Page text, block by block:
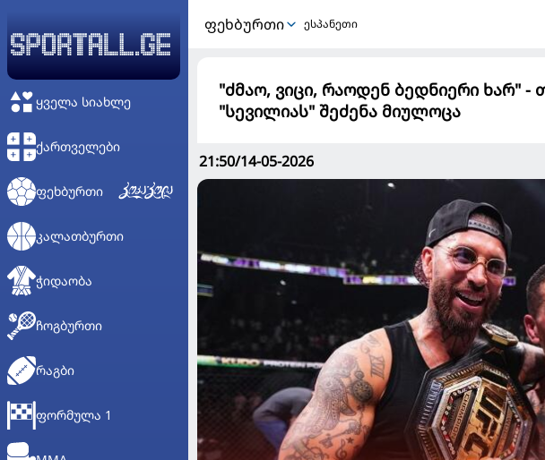
ᲧᲕᲔᲚᲐ ᲡᲘᲐᲮᲚᲔ
ᲥᲐᲠᲗᲕᲔᲚᲔᲑᲘ
ᲤᲔᲮᲑᲣᲠᲗᲘ
ᲙᲐᲚᲐᲗᲑᲣᲠᲗᲘ
ᲭᲘᲓᲐᲝᲑᲐ
ᲩᲝᲒᲑᲣᲠᲗᲘ
ᲠᲐᲒᲑᲘ
ᲤᲝᲠᲛᲣᲚᲐ 1
ᲤᲔᲮᲑᲣᲠᲗᲘ ესპანეთი
"ძმაო, ვიცი, რაოდენ ბედნიერი ხარ"
"სევილიას" შეძენა მიულოცა
21:50/14-05-2026